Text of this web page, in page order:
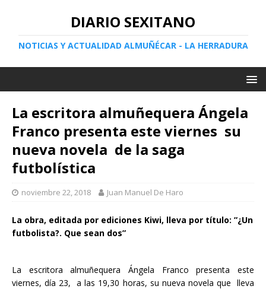
DIARIO SEXITANO
NOTICIAS Y ACTUALIDAD ALMUÑÉCAR - LA HERRADURA
La escritora almuñequera Ángela
Franco presenta este viernes su
nueva novela de la saga
futbolística
noviembre 22, 2018 Juan Manuel De Haro
La obra, editada por ediciones Kiwi, lleva por título: ”¿Un
futbolista?. Que sean dos”
La escritora almuñequera Ángela Franco presenta este
viernes, día 23, a las 19,30 horas, su nueva novela que lleva